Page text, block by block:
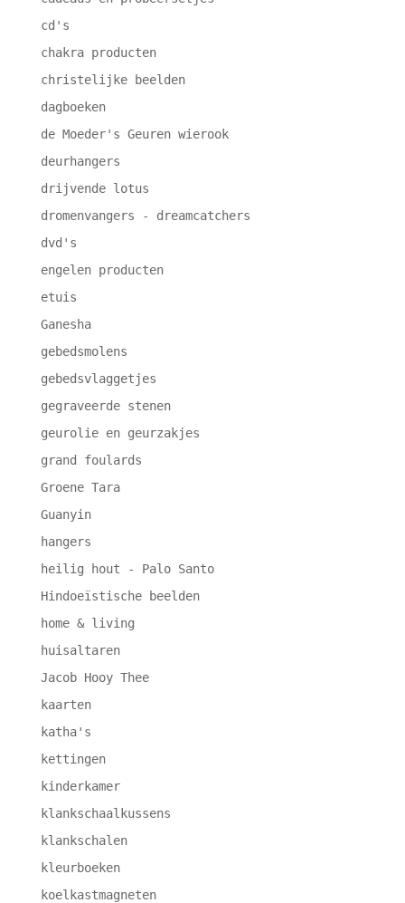
cd's
chakra producten
christelijke beelden
dagboeken
de Moeder's Geuren wierook
deurhangers
drijvende lotus
dromenvangers - dreamcatchers
dvd's
engelen producten
etuis
Ganesha
gebedsmolens
gebedsvlaggetjes
gegraveerde stenen
geurolie en geurzakjes
grand foulards
Groene Tara
Guanyin
hangers
heilig hout - Palo Santo
Hindoeïstische beelden
home & living
huisaltaren
Jacob Hooy Thee
kaarten
katha's
kettingen
kinderkamer
klankschaalkussens
klankschalen
kleurboeken
koelkastmagneten